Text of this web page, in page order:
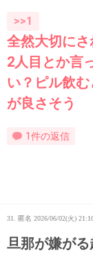
>>1
全然大切に
2人目とか言
い？ピル飲
が良さそう
1件の返信
31. 匿名 2026/06/02(火)
旦那が嫌が